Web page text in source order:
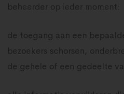
beheerder op ieder moment:
de toegang aan een
bezoekers schorsen,
de gehele of een gedeelte